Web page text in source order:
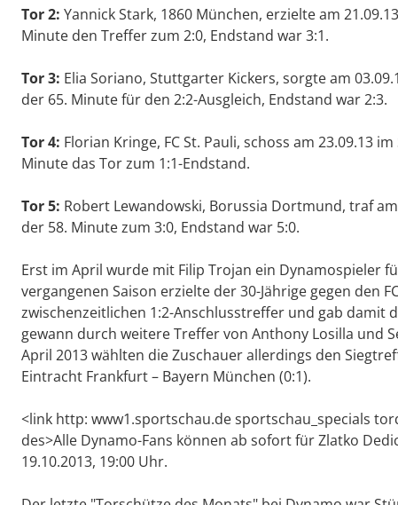
Tor 2: Yannick Stark, 1860 München, erzielte am
Minute den Treffer zum 2:0, Endstand war 3:1.
Tor 3: Elia Soriano, Stuttgarter Kickers, sorgte am
der 65. Minute für den 2:2-Ausgleich, Endstand war 2:3.
Tor 4: Florian Kringe, FC St. Pauli, schoss am 23.09.13
Minute das Tor zum 1:1-Endstand.
Tor 5: Robert Lewandowski, Borussia Dortmund, traf
der 58. Minute zum 3:0, Endstand war 5:0.
Erst im April wurde mit Filip Trojan ein Dynamospieler
vergangenen Saison erzielte der 30-Jährige gegen den
zwischenzeitlichen 1:2-Anschlusstreffer und gab damit
gewann durch weitere Treffer von Anthony Losilla und
April 2013 wählten die Zuschauer allerdings den
Eintracht Frankfurt – Bayern München (0:1).
<link http: www1.sportschau.de sportschau_specials
des>Alle Dynamo-Fans können ab sofort für Zlatko
19.10.2013, 19:00 Uhr.